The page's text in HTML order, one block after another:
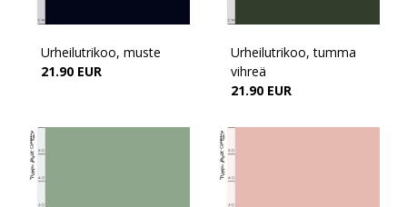
Urheilutrikoo, muste
21.90 EUR
Urheilutrikoo, tumma
vihreä
21.90 EUR